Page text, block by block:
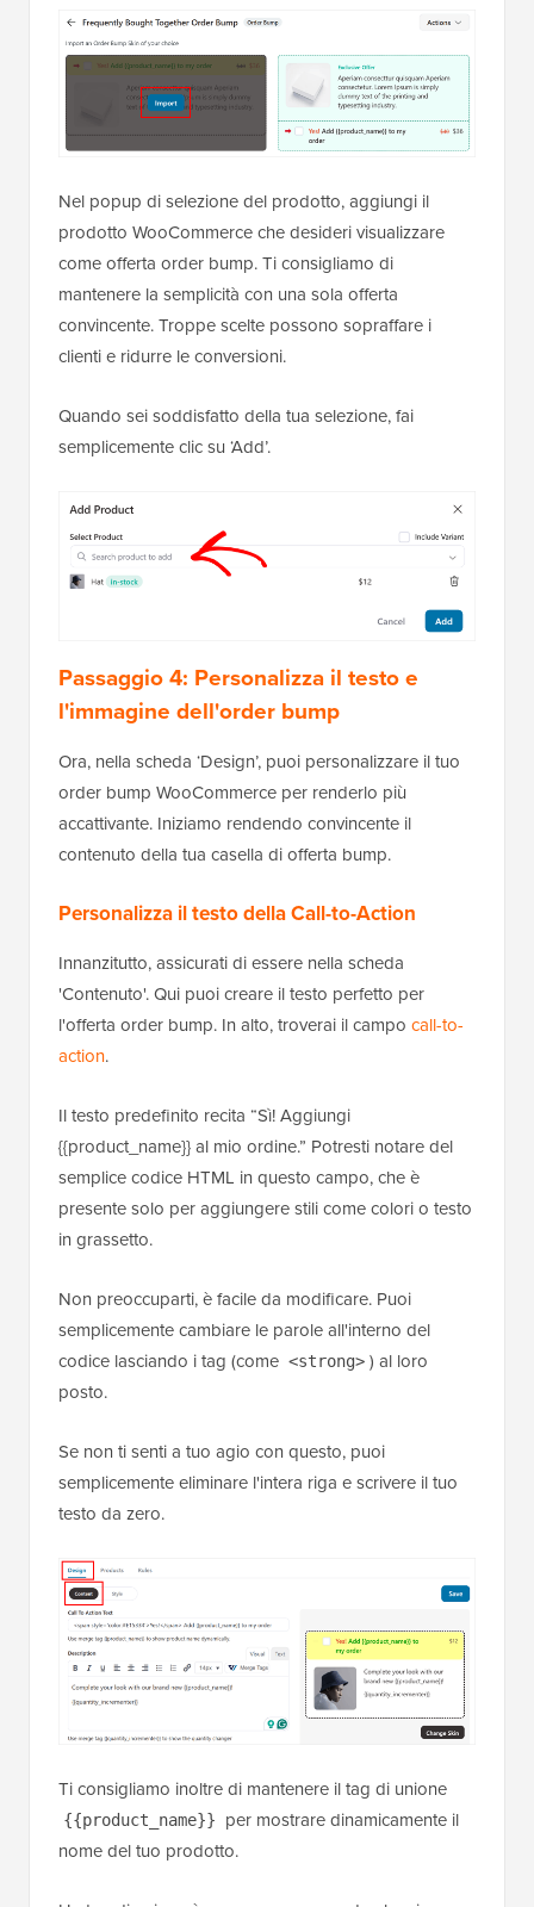
Nel popup di selezione del prodotto, aggiungi il
prodotto WooCommerce che desideri visualizzare
come offerta order bump. Ti consigliamo di
mantenere la semplicità con una sola offerta
convincente. Troppe scelte possono sopraffare i
clienti e ridurre le conversioni.
Quando sei soddisfatto della tua selezione, fai
semplicemente clic su ‘Add’.
Passaggio 4: Personalizza il testo e
l'immagine dell'order bump
Ora, nella scheda ‘Design’, puoi personalizzare il tuo
order bump WooCommerce per renderlo più
accattivante. Iniziamo rendendo convincente il
contenuto della tua casella di offerta bump.
Personalizza il testo della Call-to-Action
Innanzitutto, assicurati di essere nella scheda
'Contenuto'. Qui puoi creare il testo perfetto per
l'offerta order bump. In alto, troverai il campo call-to-
action.
Il testo predefinito recita “Sì! Aggiungi
{{product_name}} al mio ordine.” Potresti notare del
semplice codice HTML in questo campo, che è
presente solo per aggiungere stili come colori o testo
in grassetto.
Non preoccuparti, è facile da modificare. Puoi
semplicemente cambiare le parole all'interno del
codice lasciando i tag (come <strong> ) al loro
posto.
Se non ti senti a tuo agio con questo, puoi
semplicemente eliminare l'intera riga e scrivere il tuo
testo da zero.
Ti consigliamo inoltre di mantenere il tag di unione
{{product_name}}
per mostrare dinamicamente il
nome del tuo prodotto.